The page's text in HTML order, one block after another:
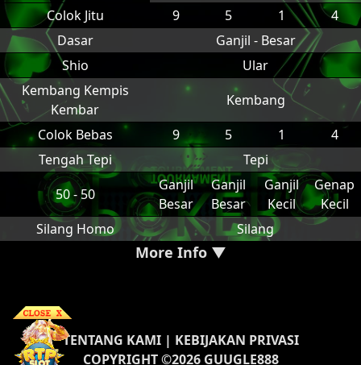
Colok Jitu
9 5 1
4
Dasar
Ganjil - Besar
Shio
Ular
Kembang Kempis
Kembar
Kembang
Colok Bebas
9 5 1
4
Tengah Tepi
Tepi
50 - 50
Ganjil
Besar
Ganjil
Besar
Ganjil
Kecil
Genap
Kecil
Silang Homo
Silang
More Info ▼
TENTANG KAMI| KEBIJAKAN PRIVASI
COPYRIGHT ©2026 GUUGLE888